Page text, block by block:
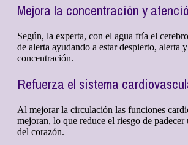
Mejora la concentración y
Según, la experta, con el agua fría el
de alerta ayudando a estar despierto, alerta
concentración.
Refuerza el sistema
Al mejorar la circulación las funciones
mejoran, lo que reduce el riesgo de padecer
del corazón.